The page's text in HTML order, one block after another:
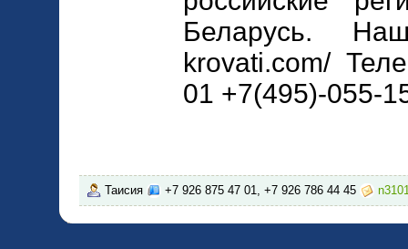
Беларусь.
krovati.com/
01 +7(495)-055-
Таисия +7 926 875 47 01, +7 926 786 44 45